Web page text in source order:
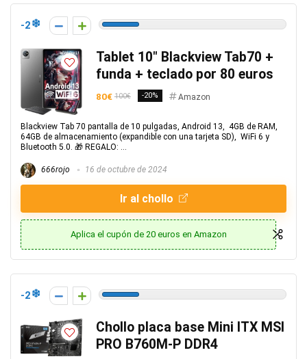
-2
Tablet 10″ Blackview Tab70 +
funda + teclado por 80 euros
80€ 100€ -20% Amazon
Blackview Tab 70 pantalla de 10 pulgadas, Android 13, 4GB de RAM,
64GB de almacenamiento (expandible con una tarjeta SD), WiFi 6 y
Bluetooth 5.0. 🎁 REGALO: ...
666rojo 16 de octubre de 2024
Ir al chollo
Aplica el cupón de 20 euros en Amazon
-2
Chollo placa base Mini ITX MSI
PRO B760M-P DDR4